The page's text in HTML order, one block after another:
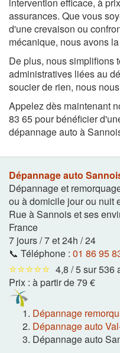
assurances. Que vous
d'une crevaison ou
mécanique, nous avons
De plus, nous simplifions
administratives liées au
soucier de rien, nous
Appelez dès maintenant
83 65 pour bénéficier
dépannage auto à
Dépannage auto
Dépannage et
ou à domicile jour ou nuit
Rue à Sannois et ses
France
7 jours / 7 et 24h / 24
📞 Téléphone : 01 86 95
⭐⭐⭐⭐⭐ 4,8 / 5 sur 536
Prix : à partir de 79 €
Dépannage
Dépannage auto
Dépannage auto